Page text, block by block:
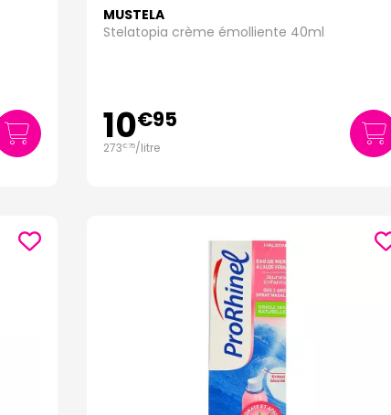
MUSTELA
Stelatopia crème émolliente 40ml
10€95
273€75/litre